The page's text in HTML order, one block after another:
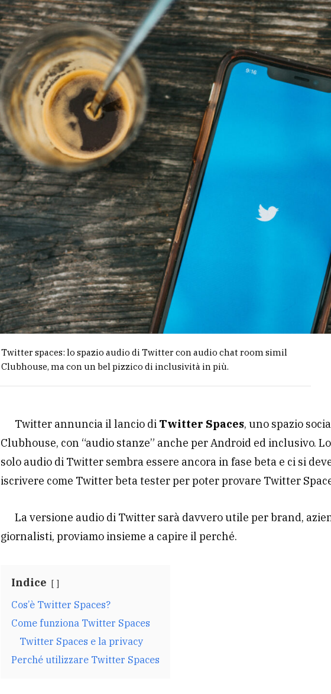
Twitter spaces: lo spazio audio di Twitter con audio chat room simil
Clubhouse, ma con un bel pizzico di inclusività in più.
Twitter annuncia il lancio di Twitter Spaces, uno spazio
Clubhouse, con “audio stanze” anche per Android ed inclusivo.
solo audio di Twitter sembra essere ancora in fase beta e ci si
iscrivere come Twitter beta tester per poter provare Twitter
La versione audio di Twitter sarà davvero utile per brand,
giornalisti, proviamo insieme a capire il perché.
Indice
Cos’è Twitter Spaces?
Come funziona Twitter Spaces
Twitter Spaces e la privacy
Perché utilizzare Twitter Spaces